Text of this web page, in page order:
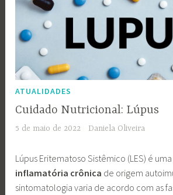
ATUALIDADES
Cuidado Nutricional: Lúpus
5 de maio de 2022 Daniela Oliveira
Lúpus Eritematoso Sistêmico (LES) é uma
inflamatória crônica de origem
sintomatologia varia de acordo com as